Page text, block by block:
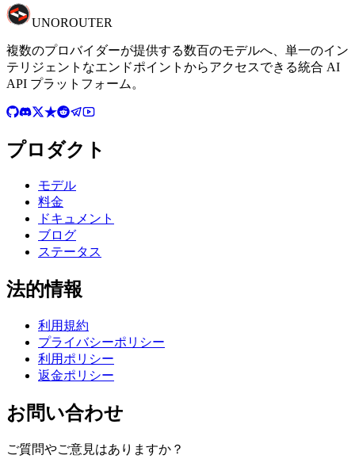
UNOROUTER
複数のプロバイダーが提供する数百のモデルへ、単一のイン
テリジェントなエンドポイントからアクセスできる統合 AI
API プラットフォーム。
プロダクト
モデル
料金
ドキュメント
ブログ
ステータス
法的情報
利用規約
プライバシーポリシー
利用ポリシー
返金ポリシー
お問い合わせ
ご質問やご意見はありますか？